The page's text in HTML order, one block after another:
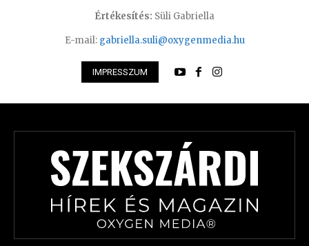
Értékesítés: Süli Gabriella
E-mail: gabriella.suli@oxygenmedia.hu
IMPRESSZUM